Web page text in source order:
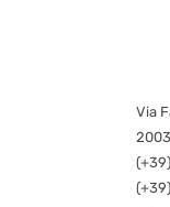
Via